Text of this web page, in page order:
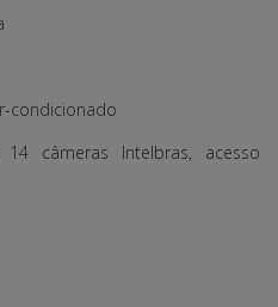
condicionado
câmeras Intelbras, acesso